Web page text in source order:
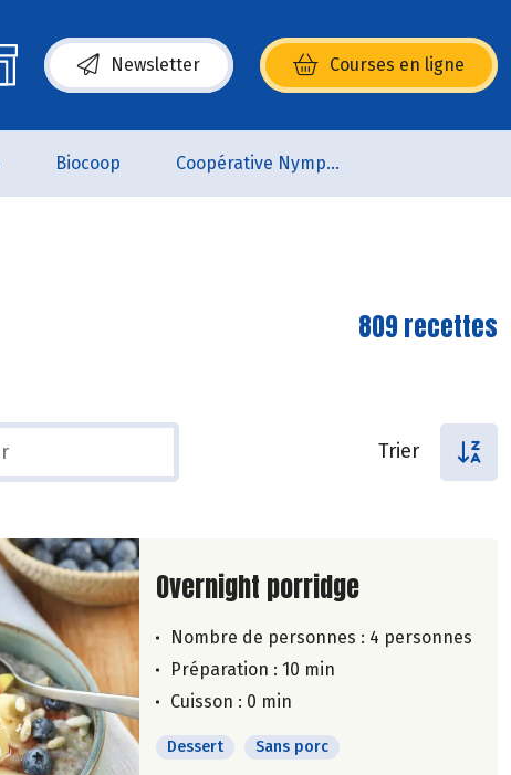
Newsletter Courses en ligne
(s’ouvre dans une nouvelle fenêtre)
Biocoop Coopérative Nymphéa
809 recettes
Trier
Lire la suite de la recette
Overnight porridge
Nombre de personnes : 4 personnes
Préparation : 10 min
Cuisson : 0 min
Dessert Sans porc